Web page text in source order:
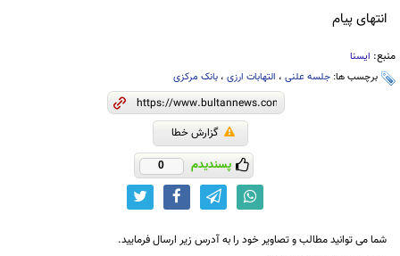
انتهای پیام
منبع: ایسنا
برچسب ها: جلسه علنی ، التهابات ارزی ، بانک مرکزی
گزارش خطا
پسندیدم 0
شما می توانید مطالب و تصاویر خود را به آدرس زیر ارسال فرمایید.